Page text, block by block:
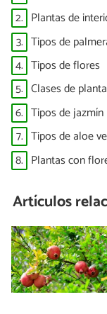
2. Plantas de
3. Tipos de
4. Tipos de flores
5. Clases de
6. Tipos de jazmín
7. Tipos de aloe
8. Plantas con
Artículos